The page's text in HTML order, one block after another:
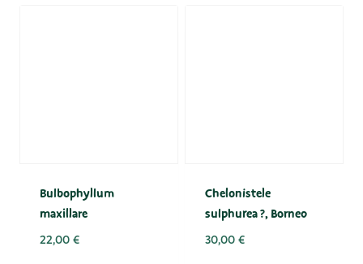
Bulbophyllum
maxillare
22,00 €
Chelonistele
sulphurea ?, Borneo
30,00 €